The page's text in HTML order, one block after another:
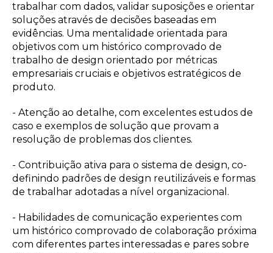
trabalhar com dados, validar suposições e orientar
soluções através de decisões baseadas em
evidências. Uma mentalidade orientada para
objetivos com um histórico comprovado de
trabalho de design orientado por métricas
empresariais cruciais e objetivos estratégicos de
produto.
- Atenção ao detalhe, com excelentes estudos de
caso e exemplos de solução que provam a
resolução de problemas dos clientes.
- Contribuição ativa para o sistema de design, co-
definindo padrões de design reutilizáveis e formas
de trabalhar adotadas a nível organizacional.
- Habilidades de comunicação experientes com
um histórico comprovado de colaboração próxima
com diferentes partes interessadas e pares sobre